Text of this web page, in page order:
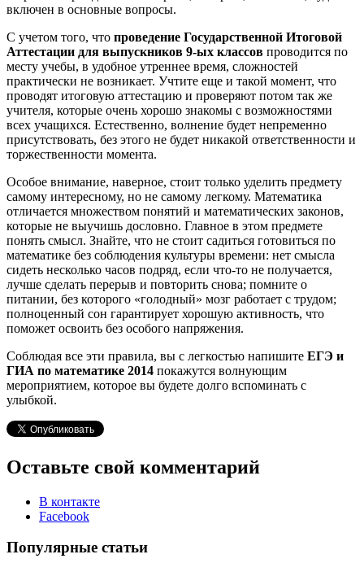
включен в основные вопросы.
С учетом того, что проведение Государственной Итоговой
Аттестации для выпускников 9-ых классов проводится по
месту учебы, в удобное утреннее время, сложностей
практически не возникает. Учтите еще и такой момент, что
проводят итоговую аттестацию и проверяют потом так же
учителя, которые очень хорошо знакомы с возможностями
всех учащихся. Естественно, волнение будет непременно
присутствовать, без этого не будет никакой ответственности и
торжественности момента.
Особое внимание, наверное, стоит только уделить предмету
самому интересному, но не самому легкому. Математика
отличается множеством понятий и математических законов,
которые не выучишь дословно. Главное в этом предмете
понять смысл. Знайте, что не стоит садиться готовиться по
математике без соблюдения культуры времени: нет смысла
сидеть несколько часов подряд, если что-то не получается,
лучше сделать перерыв и повторить снова; помните о
питании, без которого «голодный» мозг работает с трудом;
полноценный сон гарантирует хорошую активность, что
поможет освоить без особого напряжения.
Соблюдая все эти правила, вы с легкостью напишите ЕГЭ и
ГИА по математике 2014 покажутся волнующим
мероприятием, которое вы будете долго вспоминать с
улыбкой.
Оставьте свой комментарий
В контакте
Facebook
Популярные статьи